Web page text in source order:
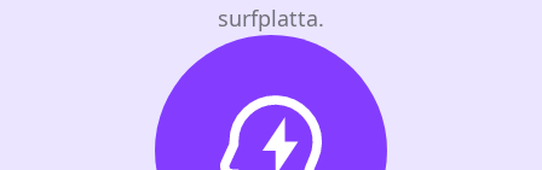
surfplatta.